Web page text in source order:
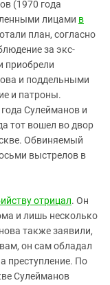
(1970 года
лицами в
план, согласно
за экс-
приобрели
и поддельными
и патроны.
Сулейманов и
тот вошел во двор
Обвиняемый
выстрелов в
отрицал. Он
и лишь несколько
также заявили,
он сам обладал
преступление. По
Сулейманов